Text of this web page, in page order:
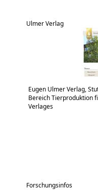
Ulmer Verlag
Eugen Ulmer Verlag,
Bereich Tierproduktion
Verlages
Forschungsinfos